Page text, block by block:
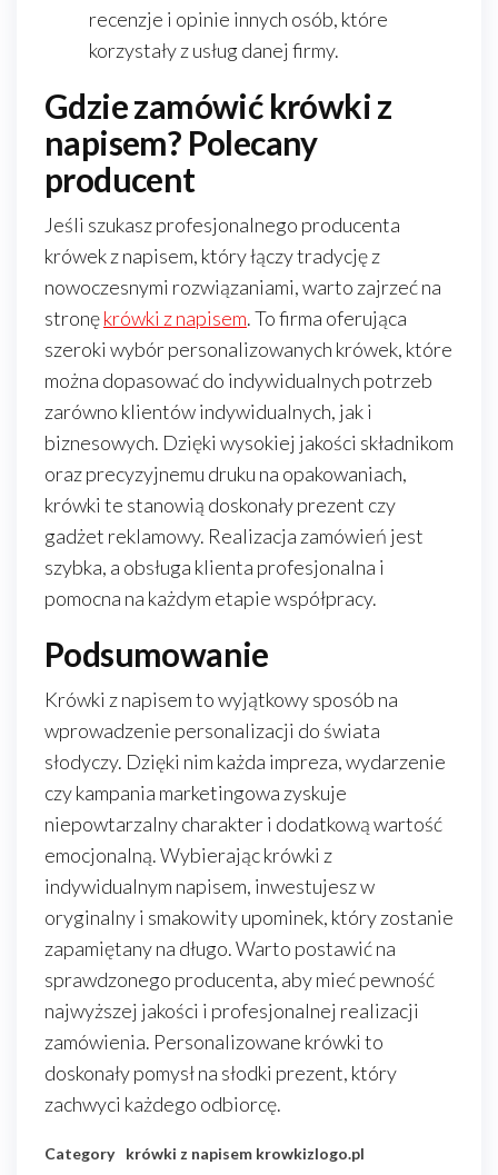
recenzje i opinie innych osób, które
korzystały z usług danej firmy.
Gdzie zamówić krówki z
napisem? Polecany
producent
Jeśli szukasz profesjonalnego producenta
krówek z napisem, który łączy tradycję z
nowoczesnymi rozwiązaniami, warto zajrzeć na
stronękrówki z napisem. To firma oferująca
szeroki wybór personalizowanych krówek, które
można dopasować do indywidualnych potrzeb
zarówno klientów indywidualnych, jak i
biznesowych. Dzięki wysokiej jakości składnikom
oraz precyzyjnemu druku na opakowaniach,
krówki te stanowią doskonały prezent czy
gadżet reklamowy. Realizacja zamówień jest
szybka, a obsługa klienta profesjonalna i
pomocna na każdym etapie współpracy.
Podsumowanie
Krówki z napisem to wyjątkowy sposób na
wprowadzenie personalizacji do świata
słodyczy. Dzięki nim każda impreza, wydarzenie
czy kampania marketingowa zyskuje
niepowtarzalny charakter i dodatkową wartość
emocjonalną. Wybierając krówki z
indywidualnym napisem, inwestujesz w
oryginalny i smakowity upominek, który zostanie
zapamiętany na długo. Warto postawić na
sprawdzonego producenta, aby mieć pewność
najwyższej jakości i profesjonalnej realizacji
zamówienia. Personalizowane krówki to
doskonały pomysł na słodki prezent, który
zachwyci każdego odbiorcę.
Category krówki z napisem krowkizlogo.pl